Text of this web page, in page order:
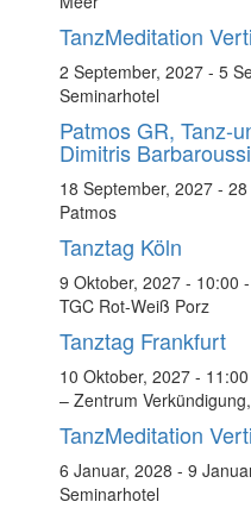
TanzMeditation
2 September, 2027 - 5
Seminarhotel
Patmos GR, Tanz-
Dimitris
18 September, 2027 -
Patmos
Tanztag Köln
9 Oktober, 2027 - 10:00 -
TGC Rot-Weiß Porz
Tanztag Frankfurt
10 Oktober, 2027 - 11:00
– Zentrum
TanzMeditation
6 Januar, 2028 - 9
Seminarhotel